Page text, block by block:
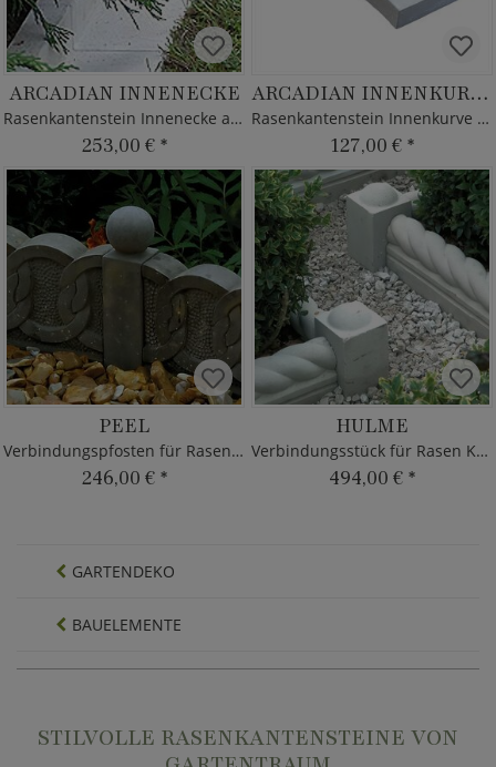
ARCADIAN INNENECKE
Rasenkantenstein Innenecke aus Steinguss
253,00 € *
ARCADIAN INNENKURVE
Rasenkantenstein Innenkurve aus Steinguss
127,00 € *
PEEL
Verbindungspfosten für Rasenkantensteine
246,00 € *
HULME
Verbindungsstück für Rasen Kantensteine
494,00 € *
GARTENDEKO
BAUELEMENTE
STILVOLLE RASENKANTENSTEINE VON